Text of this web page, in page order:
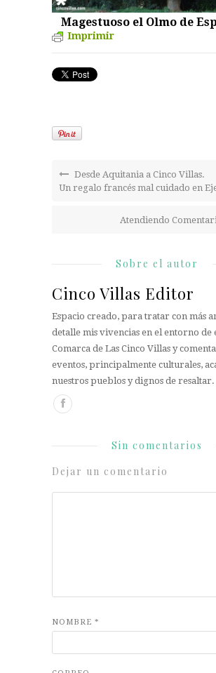
Magestuoso el Olmo de
Imprimir
Desde Aquitania a Cinco Villas.
Un regalo francés mal cuidado en
Atendiendo
Sobre el autor
Cinco Villas Editor
Espacio creado, para tratar con más
detalle mis vivencias en el entorno de
Comarca de Las Cinco Villas y
eventos, principalmente culturales,
nuestros pueblos y dignos de resaltar.
Sin comentarios
Dejar un comentario
NOMBRE *